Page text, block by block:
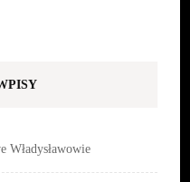
Władysławowie